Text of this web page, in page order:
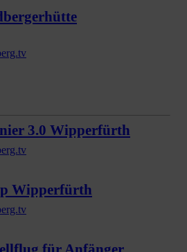
3.0 Wipperfürth
Wipperfürth
für Anfänger